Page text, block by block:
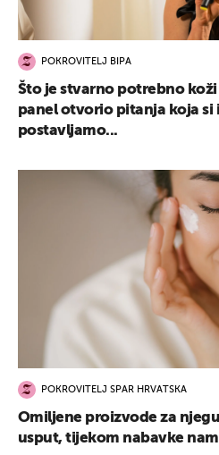
POKROVITELJ BIPA
Što je stvarno potrebno
panel otvorio pitanja koja si
postavljamo...
POKROVITELJ SPAR HRVATSKA
Omiljene proizvode za
usput, tijekom nabavke